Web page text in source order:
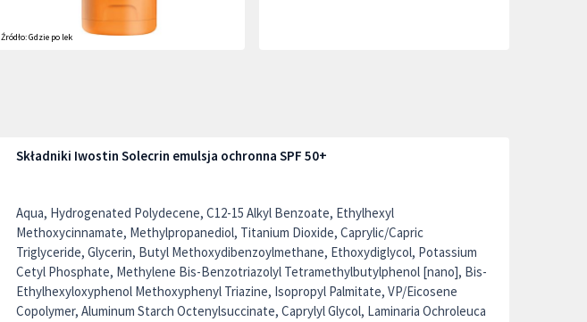
Źródło:Gdzie po lek
Składniki Iwostin Solecrin emulsja ochronna SPF 50+
Aqua, Hydrogenated Polydecene, C12-15 Alkyl Benzoate, Ethylhexyl
Methoxycinnamate, Methylpropanediol, Titanium Dioxide, Caprylic/Capric
Triglyceride, Glycerin, Butyl Methoxydibenzoylmethane, Ethoxydiglycol, Potassium
Cetyl Phosphate, Methylene Bis-Benzotriazolyl Tetramethylbutylphenol [nano], Bis-
Ethylhexyloxyphenol Methoxyphenyl Triazine, Isopropyl Palmitate, VP/Eicosene
Copolymer, Aluminum Starch Octenylsuccinate, Caprylyl Glycol, Laminaria Ochroleuca